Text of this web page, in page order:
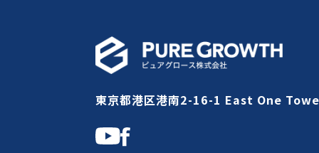
東京都港区港南2-16-1 East One